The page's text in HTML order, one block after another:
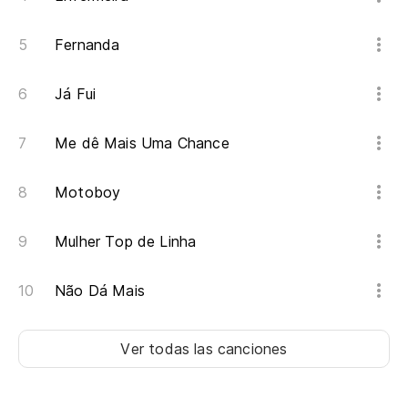
Fernanda
Já Fui
Me dê Mais Uma Chance
Motoboy
Mulher Top de Linha
Não Dá Mais
Ver todas las canciones